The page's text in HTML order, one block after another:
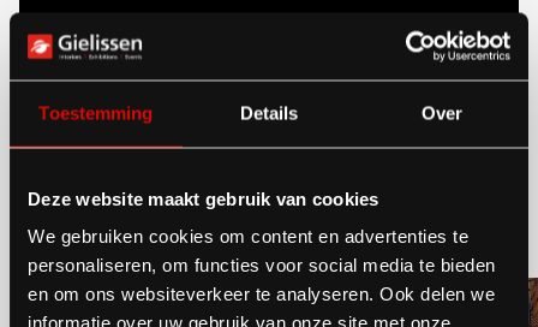
Toestemming Details Over
Deze website maakt gebruik van cookies
We gebruiken cookies om content en advertenties te
personaliseren, om functies voor social media te bieden
en om ons websiteverkeer te analyseren. Ook delen we
informatie over uw gebruik van onze site met onze